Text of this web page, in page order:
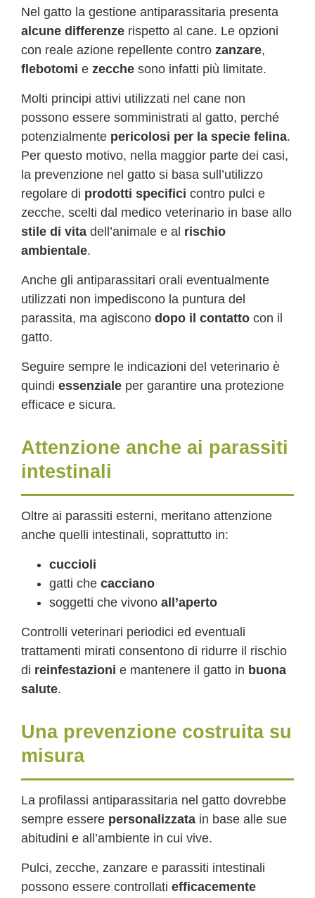
Nel gatto la gestione antiparassitaria presenta
alcune differenze rispetto al cane. Le opzioni
con reale azione repellente contro zanzare,
flebotomi e zecche sono infatti più limitate.
Molti principi attivi utilizzati nel cane non
possono essere somministrati al gatto, perché
potenzialmente pericolosi per la specie felina.
Per questo motivo, nella maggior parte dei casi,
la prevenzione nel gatto si basa sull’utilizzo
regolare di prodotti specifici contro pulci e
zecche, scelti dal medico veterinario in base allo
stile di vita dell’animale e al rischio
ambientale.
Anche gli antiparassitari orali eventualmente
utilizzati non impediscono la puntura del
parassita, ma agiscono dopo il contatto con il
gatto.
Seguire sempre le indicazioni del veterinario è
quindi essenziale per garantire una protezione
efficace e sicura.
Attenzione anche ai parassiti
intestinali
Oltre ai parassiti esterni, meritano attenzione
anche quelli intestinali, soprattutto in:
cuccioli
gatti che cacciano
soggetti che vivono all’aperto
Controlli veterinari periodici ed eventuali
trattamenti mirati consentono di ridurre il rischio
di reinfestazioni e mantenere il gatto in buona
salute.
Una prevenzione costruita su
misura
La profilassi antiparassitaria nel gatto dovrebbe
sempre essere personalizzata in base alle sue
abitudini e all’ambiente in cui vive.
Pulci, zecche, zanzare e parassiti intestinali
possono essere controllati efficacemente